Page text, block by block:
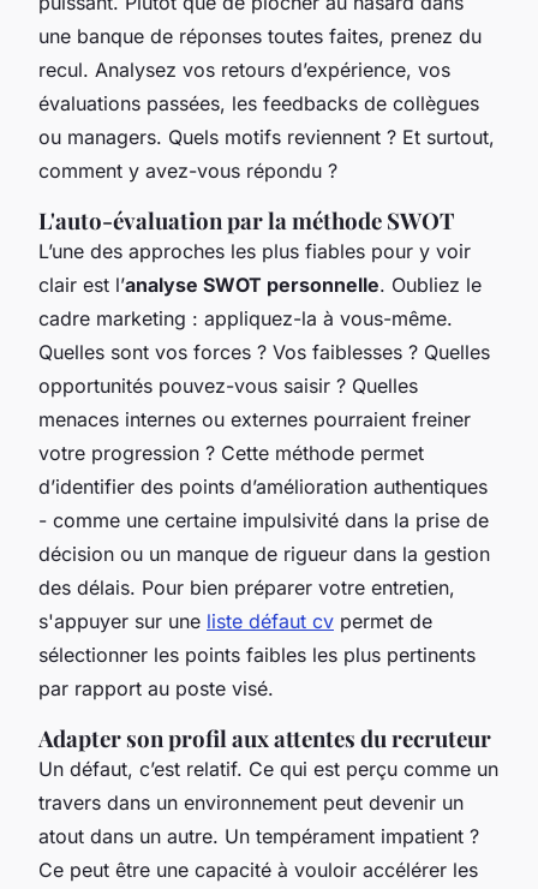
une banque de réponses toutes faites, prenez du
recul. Analysez vos retours d’expérience, vos
évaluations passées, les feedbacks de collègues
ou managers. Quels motifs reviennent ? Et surtout,
comment y avez-vous répondu ?
L'auto-évaluation par la méthode SWOT
L’une des approches les plus fiables pour y voir
clair est l’analyse SWOT personnelle. Oubliez le
cadre marketing : appliquez-la à vous-même.
Quelles sont vos forces ? Vos faiblesses ? Quelles
opportunités pouvez-vous saisir ? Quelles
menaces internes ou externes pourraient freiner
votre progression ? Cette méthode permet
d’identifier des points d’amélioration authentiques
- comme une certaine impulsivité dans la prise de
décision ou un manque de rigueur dans la gestion
des délais. Pour bien préparer votre entretien,
s'appuyer sur une liste défaut cv permet de
sélectionner les points faibles les plus pertinents
par rapport au poste visé.
Adapter son profil aux attentes du recruteur
Un défaut, c’est relatif. Ce qui est perçu comme un
travers dans un environnement peut devenir un
atout dans un autre. Un tempérament impatient ?
Ce peut être une capacité à vouloir accélérer les